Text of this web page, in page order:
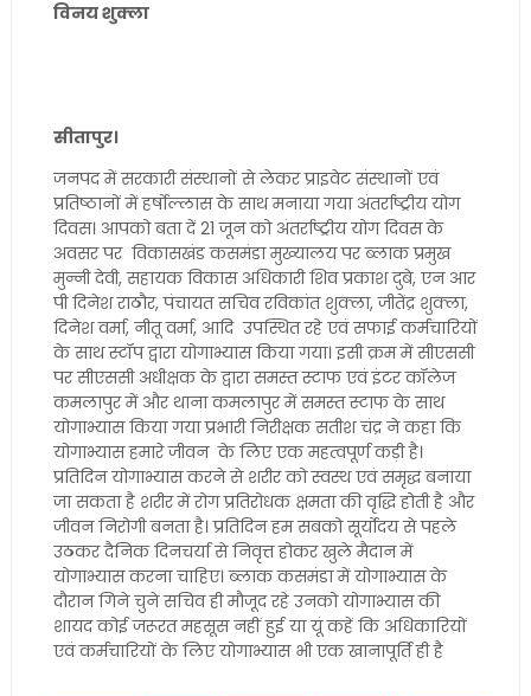
विनय शुक्ला
सीतापुर।
जनपद में सरकारी संस्थानों से लेकर प्राइवेट संस्थानों एवं
प्रतिष्ठानों में हर्षोल्लास के साथ मनाया गया अंतर्राष्ट्रीय योग
दिवस। आपको बता दें 21 जून को अंतर्राष्ट्रीय योग दिवस के
अवसर पर विकासखंड कसमंडा मुख्यालय पर ब्लाक प्रमुख
मुन्नी देवी, सहायक विकास अधिकारी शिव प्रकाश दुबे, एन आर
पी दिनेश राठौर, पंचायत सचिव रविकांत शुक्ला, जीतेंद्र शुक्ला,
दिनेश वर्मा, नीतू वर्मा, आदि उपस्थित रहे एवं सफाई कर्मचारियों
के साथ स्टॉप द्वारा योगाभ्यास किया गया। इसी क्रम में सीएससी
पर सीएससी अधीक्षक के द्वारा समस्त स्टाफ एवं इंटर कॉलेज
कमलापुर में और थाना कमलापुर में समस्त स्टाफ के साथ
योगाभ्यास किया गया प्रभारी निरीक्षक सतीश चंद्र ने कहा कि
योगाभ्यास हमारे जीवन के लिए एक महत्वपूर्ण कड़ी है।
प्रतिदिन योगाभ्यास करने से शरीर को स्वस्थ एवं समृद्ध बनाया
जा सकता है शरीर में रोग प्रतिरोधक क्षमता की वृद्धि होती है और
जीवन निरोगी बनता है। प्रतिदिन हम सबको सूर्योदय से पहले
उठकर दैनिक दिनचर्या से निवृत्त होकर खुले मैदान में
योगाभ्यास करना चाहिए। ब्लाक कसमंडा में योगाभ्यास के
दौरान गिने चुने सचिव ही मौजूद रहे उनको योगाभ्यास की
शायद कोई जरूरत महसूस नहीं हुई या यूं कहें कि अधिकारियों
एवं कर्मचारियों के लिए योगाभ्यास भी एक खानापूर्ति ही है